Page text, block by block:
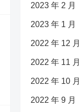
2023 年 2 月
2023 年 1 月
2022 年 12 月
2022 年 11 月
2022 年 10 月
2022 年 9 月